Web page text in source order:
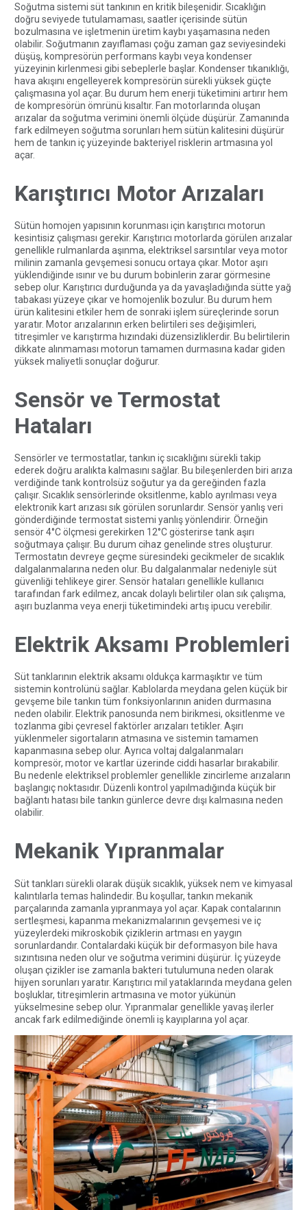
Soğutma sistemi süt tankının en kritik bileşenidir. Sıcaklığın
doğru seviyede tutulamaması, saatler içerisinde sütün
bozulmasına ve işletmenin üretim kaybı yaşamasına neden
olabilir. Soğutmanın zayıflaması çoğu zaman gaz seviyesindeki
düşüş, kompresörün performans kaybı veya kondenser
yüzeyinin kirlenmesi gibi sebeplerle başlar. Kondenser tıkanıklığı,
hava akışını engelleyerek kompresörün sürekli yüksek güçte
çalışmasına yol açar. Bu durum hem enerji tüketimini artırır hem
de kompresörün ömrünü kısaltır. Fan motorlarında oluşan
arızalar da soğutma verimini önemli ölçüde düşürür. Zamanında
fark edilmeyen soğutma sorunları hem sütün kalitesini düşürür
hem de tankın iç yüzeyinde bakteriyel risklerin artmasına yol
açar.
Karıştırıcı Motor Arızaları
Sütün homojen yapısının korunması için karıştırıcı motorun
kesintisiz çalışması gerekir. Karıştırıcı motorlarda görülen arızalar
genellikle rulmanlarda aşınma, elektriksel sarsıntılar veya motor
milinin zamanla gevşemesi sonucu ortaya çıkar. Motor aşırı
yüklendiğinde ısınır ve bu durum bobinlerin zarar görmesine
sebep olur. Karıştırıcı durduğunda ya da yavaşladığında sütte yağ
tabakası yüzeye çıkar ve homojenlik bozulur. Bu durum hem
ürün kalitesini etkiler hem de sonraki işlem süreçlerinde sorun
yaratır. Motor arızalarının erken belirtileri ses değişimleri,
titreşimler ve karıştırma hızındaki düzensizliklerdir. Bu belirtilerin
dikkate alınmaması motorun tamamen durmasına kadar giden
yüksek maliyetli sonuçlar doğurur.
Sensör ve Termostat
Hataları
Sensörler ve termostatlar, tankın iç sıcaklığını sürekli takip
ederek doğru aralıkta kalmasını sağlar. Bu bileşenlerden biri arıza
verdiğinde tank kontrolsüz soğutur ya da gereğinden fazla
çalışır. Sıcaklık sensörlerinde oksitlenme, kablo ayrılması veya
elektronik kart arızası sık görülen sorunlardır. Sensör yanlış veri
gönderdiğinde termostat sistemi yanlış yönlendirir. Örneğin
sensör 4°C ölçmesi gerekirken 12°C gösterirse tank aşırı
soğutmaya çalışır. Bu durum cihaz genelinde stres oluşturur.
Termostatın devreye geçme süresindeki gecikmeler de sıcaklık
dalgalanmalarına neden olur. Bu dalgalanmalar nedeniyle süt
güvenliği tehlikeye girer. Sensör hataları genellikle kullanıcı
tarafından fark edilmez, ancak dolaylı belirtiler olan sık çalışma,
aşırı buzlanma veya enerji tüketimindeki artış ipucu verebilir.
Elektrik Aksamı Problemleri
Süt tanklarının elektrik aksamı oldukça karmaşıktır ve tüm
sistemin kontrolünü sağlar. Kablolarda meydana gelen küçük bir
gevşeme bile tankın tüm fonksiyonlarının aniden durmasına
neden olabilir. Elektrik panosunda nem birikmesi, oksitlenme ve
tozlanma gibi çevresel faktörler arızaları tetikler. Aşırı
yüklenmeler sigortaların atmasına ve sistemin tamamen
kapanmasına sebep olur. Ayrıca voltaj dalgalanmaları
kompresör, motor ve kartlar üzerinde ciddi hasarlar bırakabilir.
Bu nedenle elektriksel problemler genellikle zincirleme arızaların
başlangıç noktasıdır. Düzenli kontrol yapılmadığında küçük bir
bağlantı hatası bile tankın günlerce devre dışı kalmasına neden
olabilir.
Mekanik Yıpranmalar
Süt tankları sürekli olarak düşük sıcaklık, yüksek nem ve kimyasal
kalıntılarla temas halindedir. Bu koşullar, tankın mekanik
parçalarında zamanla yıpranmaya yol açar. Kapak contalarının
sertleşmesi, kapanma mekanizmalarının gevşemesi ve iç
yüzeylerdeki mikroskobik çiziklerin artması en yaygın
sorunlardandır. Contalardaki küçük bir deformasyon bile hava
sızıntısına neden olur ve soğutma verimini düşürür. İç yüzeyde
oluşan çizikler ise zamanla bakteri tutulumuna neden olarak
hijyen sorunları yaratır. Karıştırıcı mil yataklarında meydana gelen
boşluklar, titreşimlerin artmasına ve motor yükünün
yükselmesine sebep olur. Yıpranmalar genellikle yavaş ilerler
ancak fark edilmediğinde önemli iş kayıplarına yol açar.